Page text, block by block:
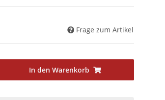
Frage zum Artikel
In den Warenkorb